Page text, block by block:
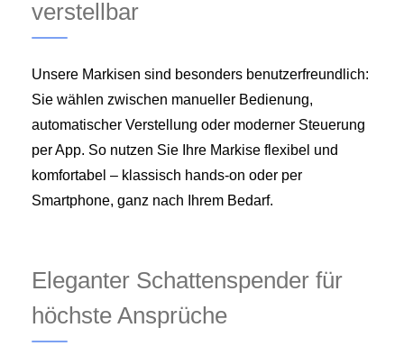
verstellbar
Unsere Markisen sind besonders benutzerfreundlich:
Sie wählen zwischen manueller Bedienung,
automatischer Verstellung oder moderner Steuerung
per App. So nutzen Sie Ihre Markise flexibel und
komfortabel – klassisch hands-on oder per
Smartphone, ganz nach Ihrem Bedarf.
Eleganter Schattenspender für
höchste Ansprüche